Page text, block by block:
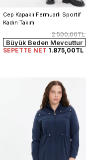
Cep Kapaklı Fermuarlı Sportif
Kadın Takım
2.500,00TL
Büyük Beden Mevcuttur
SEPETTE NET 1.875,00TL